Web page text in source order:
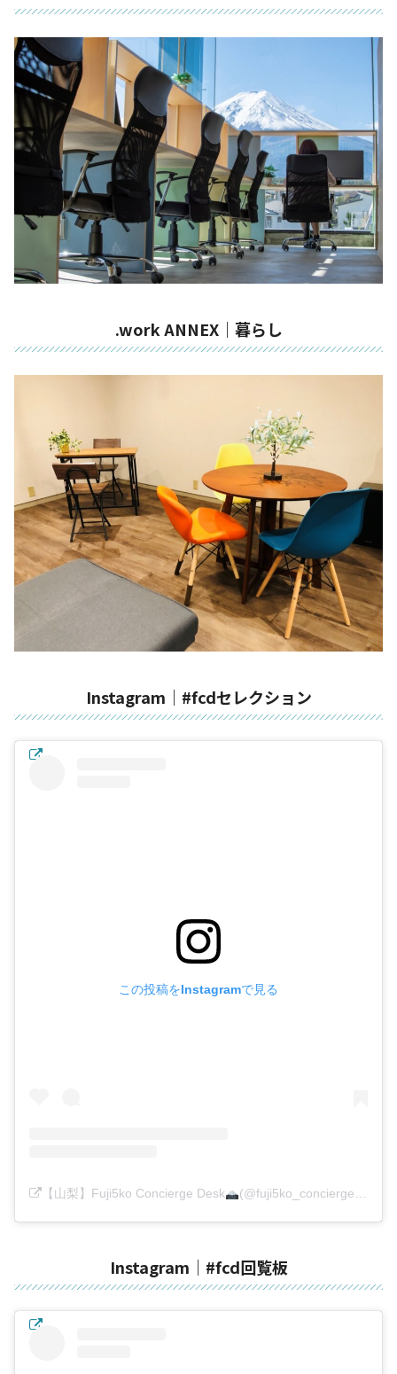
.work ANNEX｜暮らし
Instagram｜#fcdセレクション
この投稿をInstagramで見る
【山梨】Fuji5ko Concierge Desk (@fuji5ko_concierge_desk)がシェアした投稿
Instagram｜#fcd回覧板